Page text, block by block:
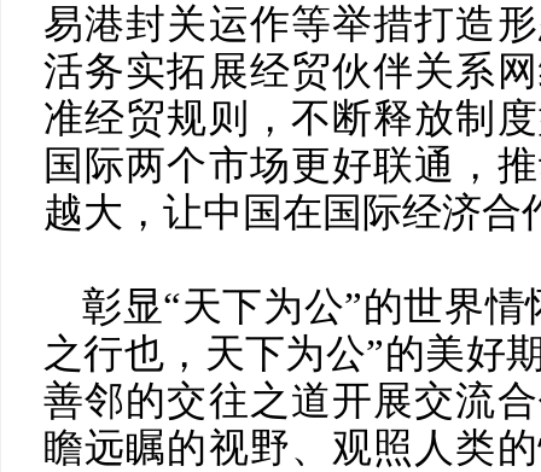
易港封关运作等举措打造
活务实拓展经贸伙伴关系
准经贸规则，不断释放制
国际两个市场更好联通，
越大，让中国在国际经济合
彰显“天下为公”的世界
之行也，天下为公”的美好
善邻的交往之道开展交流
瞻远瞩的视野、观照人类